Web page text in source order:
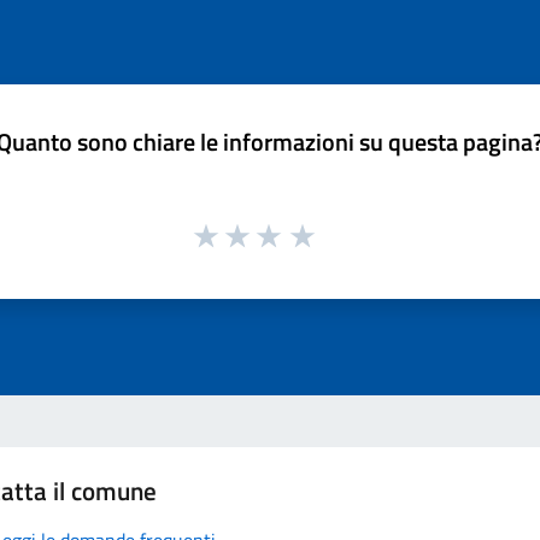
sono chiare le informazioni su questa
il comune